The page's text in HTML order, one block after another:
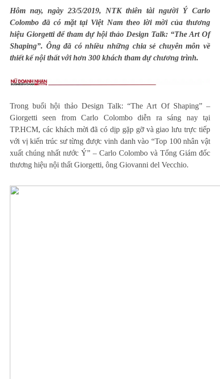
Hôm nay, ngày 23/5/2019, NTK thiên tài người Ý Carlo
Colombo đã có mặt tại Việt Nam theo lời mời của thương
hiệu Giorgetti để tham dự hội thảo Design Talk: “The Art Of
Shaping”. Ông đã có nhiều những chia sẻ chuyên môn về
thiết kế nội thất với hơn 300 khách tham dự chương trình.
Trong buổi hội thảo Design Talk: “The Art Of Shaping” –
Giorgetti seen from Carlo Colombo diễn ra sáng nay tại
TP.HCM, các khách mời đã có dịp gặp gỡ và giao lưu trực tiếp
với vị kiến trúc sư từng được vinh danh vào “Top 100 nhân vật
xuất chúng nhất nước Ý” – Carlo Colombo và Tổng Giám đốc
thương hiệu nội thất Giorgetti, ông Giovanni del Vecchio.